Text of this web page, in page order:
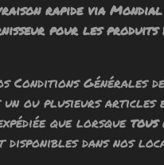
rapide via Mondial
pour les produits
Conditions Générales
un ou plusieurs articles
que lorsque tous
disponibles dans nos